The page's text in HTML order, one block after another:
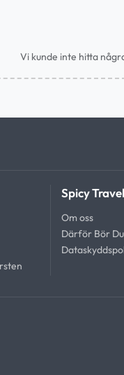
Vi kunde inte hitta
Spicy Travel
Om oss
Därför Bör